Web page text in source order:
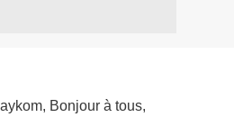
Bonjour à tous,